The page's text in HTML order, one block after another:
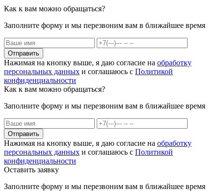
Как к вам можно обращаться?
Заполните форму и мы перезвоним вам в ближайшее время
Отправить
Нажимая на кнопку выше, я даю согласие на обработку
персональных данных и соглашаюсь с Политикой
конфиденциальности
Как к вам можно обращаться?
Заполните форму и мы перезвоним вам в ближайшее время
Отправить
Нажимая на кнопку выше, я даю согласие на обработку
персональных данных и соглашаюсь с Политикой
конфиденциальности
Оставить заявку
Заполните форму и мы перезвоним вам в ближайшее время